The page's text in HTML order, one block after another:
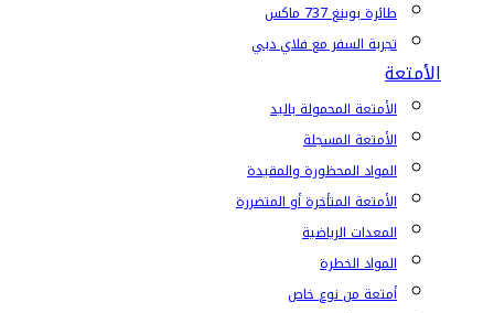
طائرة بوينغ 737 ماكس
تجربة السفر مع فلاي دبي
الأمتعة
الأمتعة المحمولة باليد
الأمتعة المسجلة
المواد المحظورة والمقيدة
الأمتعة المتأخرة أو المتضررة
المعدات الرياضية
المواد الخطرة
أمتعة من نوع خاص